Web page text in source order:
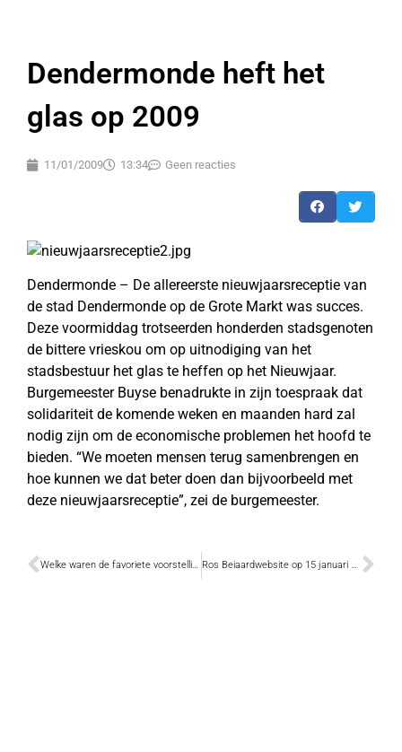
Dendermonde heft het
glas op 2009
11/01/2009 13:34 Geen reacties
Dendermonde – De allereerste nieuwjaarsreceptie van
de stad Dendermonde op de Grote Markt was succes.
Deze voormiddag trotseerden honderden stadsgenoten
de bittere vrieskou om op uitnodiging van het
stadsbestuur het glas te heffen op het Nieuwjaar.
Burgemeester Buyse benadrukte in zijn toespraak dat
solidariteit de komende weken en maanden hard zal
nodig zijn om de economische problemen het hoofd te
bieden. “We moeten mensen terug samenbrengen en
hoe kunnen we dat beter doen dan bijvoorbeeld met
deze nieuwjaarsreceptie”, zei de burgemeester.
Welke waren de favoriete voorstellingen van 2008? Ros Beiaardwebsite op 15 januari online